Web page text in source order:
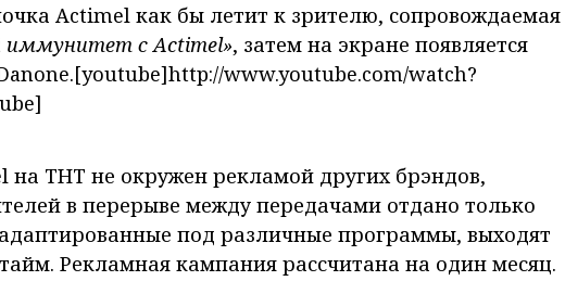
Actimel как бы летит к зрителю, сопровождаемая
иммунитет с Actimel», затем на экране появляется
www.youtube.com/watch?
на ТНТ не окружен рекламой других брэндов,
в перерыве между передачами отдано только
под различные программы, выходят
Рекламная кампания рассчитана на один месяц.